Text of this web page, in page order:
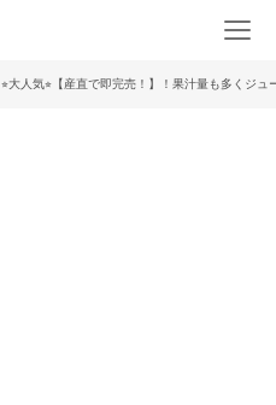
⭐︎大人気⭐︎【産直で即完売！】！果汁量も多くジュ